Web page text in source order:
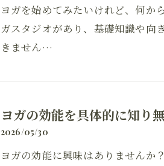
ヨガを始めてみたいけれど、何か
ガスタジオがあり、基礎知識や向
きません…
ヨガの効能を具体的に知り
2026/05/30
ヨガの効能に興味はありませんか